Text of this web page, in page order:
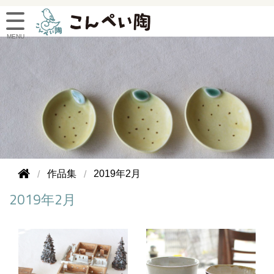
作品集 2019年2月
2019年2月